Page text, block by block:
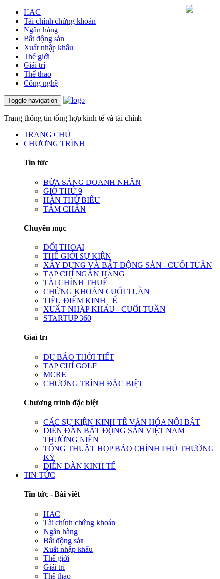
HAC
Tài chính chứng khoán
Ngân hàng
Bất động sản
Xuất nhập khẩu
Thế giới
Giải trí
Thể thao
Công nghệ
Toggle navigation
Trang thông tin tổng hợp kinh tế và tài chính
TRANG CHỦ
CHƯƠNG TRÌNH
Tin tức
BỮA SÁNG DOANH NHÂN
GIỜ THỨ 9
HÀN THỬ BIỂU
TÂM CHẤN
Chuyên mục
ĐỐI THOẠI
THẾ GIỚI SỰ KIỆN
XÂY DỰNG VÀ BẤT ĐỘNG SẢN - CUỐI TUẦN
TẠP CHÍ NGÂN HÀNG
TÀI CHÍNH THUẾ
CHỨNG KHOÁN CUỐI TUẦN
TIÊU ĐIỂM KINH TẾ
XUẤT NHẬP KHẨU - CUỐI TUẦN
STARTUP 360
Giải trí
DỰ BÁO THỜI TIẾT
TẠP CHÍ GOLF
MORE
CHƯƠNG TRÌNH ĐẶC BIỆT
Chương trình đặc biệt
CÁC SỰ KIỆN KINH TẾ VĂN HÓA NỔI BẬT
DIỄN ĐÀN BẤT ĐỘNG SẢN VIỆT NAM
THƯỜNG NIÊN
TỔNG THUẬT HỌP BÁO CHÍNH PHỦ THƯỜNG
KỲ
DIỄN ĐÀN KINH TẾ
TIN TỨC
Tin tức - Bài viết
HAC
Tài chính chứng khoán
Ngân hàng
Bất động sản
Xuất nhập khẩu
Thế giới
Giải trí
Thể thao